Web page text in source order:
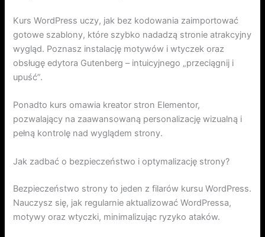
Kurs WordPress uczy, jak bez kodowania zaimportować
gotowe szablony, które szybko nadadzą stronie atrakcyjny
wygląd. Poznasz instalację motywów i wtyczek oraz
obsługę edytora Gutenberg – intuicyjnego „przeciągnij i
upuść”.
Ponadto kurs omawia kreator stron Elementor,
pozwalający na zaawansowaną personalizację wizualną i
pełną kontrolę nad wyglądem strony.
Jak zadbać o bezpieczeństwo i optymalizację strony?
Bezpieczeństwo strony to jeden z filarów kursu WordPress.
Nauczysz się, jak regularnie aktualizować WordPressa,
motywy oraz wtyczki, minimalizując ryzyko ataków.